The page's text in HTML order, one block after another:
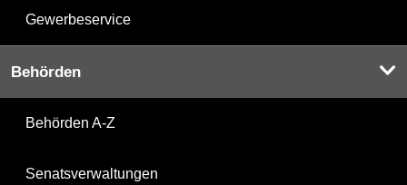
Gewerbeservice
Behörden
Behörden A-Z
Senatsverwaltungen